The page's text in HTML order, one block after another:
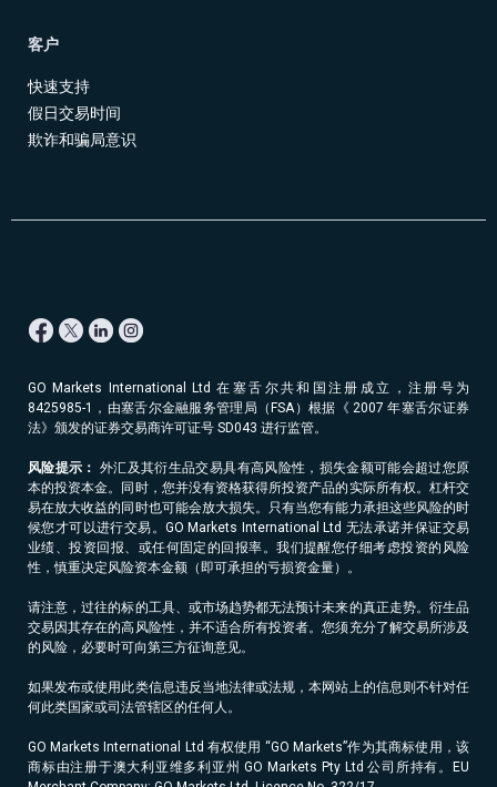
客户
快速支持
假日交易时间
欺诈和骗局意识
GO Markets International Ltd 在塞舌尔共和国注册成立，注册号为
8425985-1，由塞舌尔金融服务管理局（FSA）根据《 2007 年塞舌尔证券
法》颁发的证券交易商许可证号 SD043 进行监管。
风险提示： 外汇及其衍生品交易具有高风险性，损失金额可能会超过您原
本的投资本金。同时，您并没有资格获得所投资产品的实际所有权。杠杆交
易在放大收益的同时也可能会放大损失。只有当您有能力承担这些风险的时
候您才可以进行交易。GO Markets International Ltd 无法承诺并保证交易
业绩、投资回报、或任何固定的回报率。我们提醒您仔细考虑投资的风险
性，慎重决定风险资本金额（即可承担的亏损资金量）。
请注意，过往的标的工具、或市场趋势都无法预计未来的真正走势。衍生品
交易因其存在的高风险性，并不适合所有投资者。您须充分了解交易所涉及
的风险，必要时可向第三方征询意见。
如果发布或使用此类信息违反当地法律或法规，本网站上的信息则不针对任
何此类国家或司法管辖区的任何人。
GO Markets International Ltd 有权使用 “GO Markets”作为其商标使用，该
商标由注册于澳大利亚维多利亚州 GO Markets Pty Ltd 公司所持有。EU